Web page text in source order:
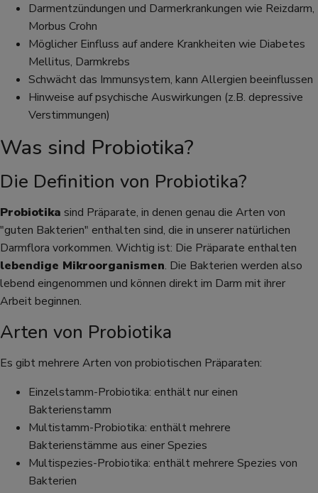
Darmentzündungen und Darmerkrankungen wie Reizdarm,
Morbus Crohn
Möglicher Einfluss auf andere Krankheiten wie Diabetes
Mellitus, Darmkrebs
Schwächt das Immunsystem, kann Allergien beeinflussen
Hinweise auf psychische Auswirkungen (z.B. depressive
Verstimmungen)
Was sind Probiotika?
Die Definition von Probiotika?
Probiotika sind Präparate, in denen genau die Arten von
"guten Bakterien" enthalten sind, die in unserer natürlichen
Darmflora vorkommen. Wichtig ist: Die Präparate enthalten
lebendige Mikroorganismen. Die Bakterien werden also
lebend eingenommen und können direkt im Darm mit ihrer
Arbeit beginnen.
Arten von Probiotika
Es gibt mehrere Arten von probiotischen Präparaten:
Einzelstamm-Probiotika: enthält nur einen
Bakterienstamm
Multistamm-Probiotika: enthält mehrere
Bakterienstämme aus einer Spezies
Multispezies-Probiotika: enthält mehrere Spezies von
Bakterien